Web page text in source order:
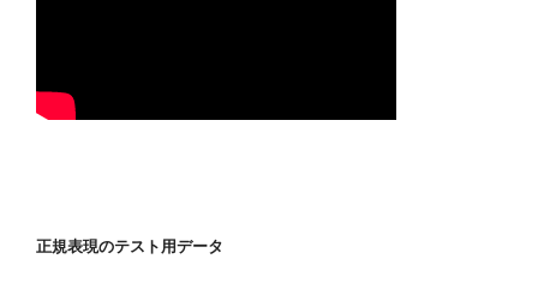
正規表現のテスト用データ